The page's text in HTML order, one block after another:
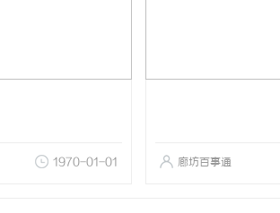
1970-01-01 廊坊百事通